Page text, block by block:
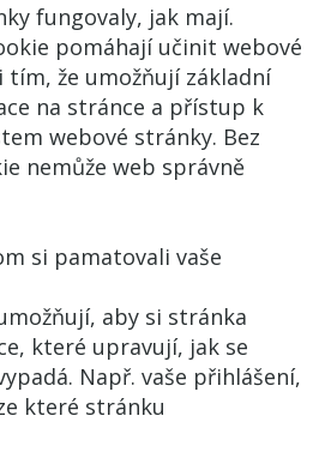
fungovaly, jak mají.
pomáhají učinit webové
že umožňují základní
na stránce a přístup k
webové stránky. Bez
nemůže web správně
si pamatovali vaše
aby si stránka
které upravují, jak se
Např. vaše přihlášení,
které stránku